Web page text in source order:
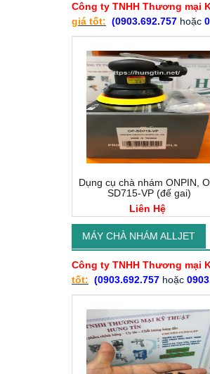
Công ty TNHH Thương mại
giá tốt: (0903.692.757 hoặc
Dụng cụ chà nhám ONPIN,
SD715-VP (đế gai)
Liên Hệ
MÁY CHÀ NHÁM ALLJET
Công ty TNHH Thương mại
tốt: (0903.692.757 hoặc